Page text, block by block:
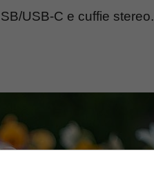
USB-C e cuffie stereo.